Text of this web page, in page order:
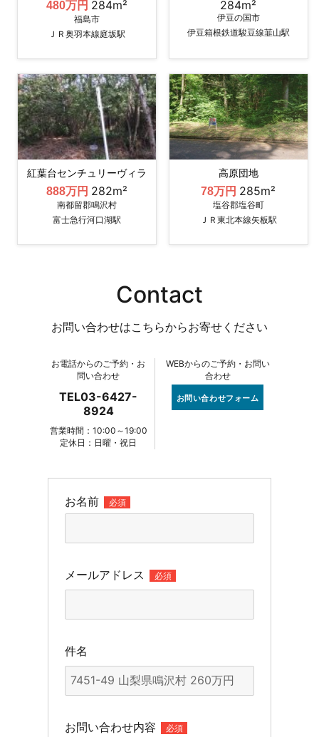
480万円 284m²
福島市
ＪＲ奥羽本線庭坂駅
284m²
伊豆の国市
伊豆箱根鉄道駿豆線韮山駅
紅葉台センチュリーヴィラ
888万円 282m²
南都留郡鳴沢村
富士急行河口湖駅
高原団地
78万円 285m²
塩谷郡塩谷町
ＪＲ東北本線矢板駅
Contact
お問い合わせはこちらからお寄せください
お電話からのご予約・お
問い合わせ
TEL03-6427-
8924
営業時間：10:00～19:00
定休日：日曜・祝日
WEBからのご予約・お問い
合わせ
お問い合わせフォーム
お名前 必須
メールアドレス 必須
件名
お問い合わせ内容 必須